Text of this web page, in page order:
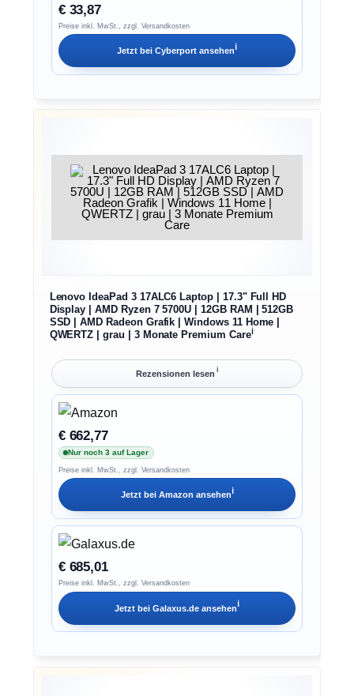
€ 33,87
Preise inkl. MwSt., zzgl. Versandkosten
Jetzt bei Cyberport ansehenℹ︎
Lenovo IdeaPad 3 17ALC6 Laptop | 17.3" Full HD
Display | AMD Ryzen 7 5700U | 12GB RAM | 512GB
SSD | AMD Radeon Grafik | Windows 11 Home |
QWERTZ | grau | 3 Monate Premium Careℹ︎
Rezensionen lesen ℹ︎
€ 662,77
Nur noch 3 auf Lager
Preise inkl. MwSt., zzgl. Versandkosten
Jetzt bei Amazon ansehenℹ︎
€ 685,01
Preise inkl. MwSt., zzgl. Versandkosten
Jetzt bei Galaxus.de ansehenℹ︎